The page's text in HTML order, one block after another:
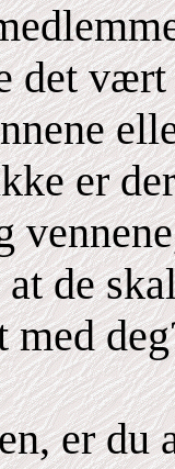
det vært
er
de
er du